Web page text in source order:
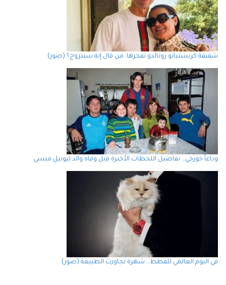
شقيقة كريستيانو رونالدو تفجرها: من قال إنه سيتزوج؟ (صور)
وداعاً خورخي… تفاصيل اللحظات الأخيرة قبل وفاة والد ليونيل ميسي
في اليوم العالمي للقطط… شهرة تجاوزت الطبيعة (صور)